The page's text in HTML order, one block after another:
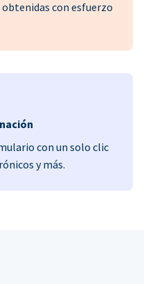
con esfuerzo
con un solo clic
y más.